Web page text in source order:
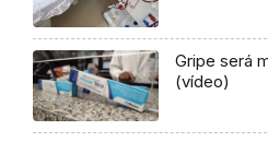
Gripe será
(vídeo)